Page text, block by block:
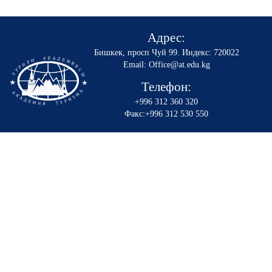
Адрес:
Бишкек, просп Чуй 99. Индекс: 720022
Email: Office@at.edu.kg
Телефон:
+996 312 360 320
Факс:+996 312 530 550